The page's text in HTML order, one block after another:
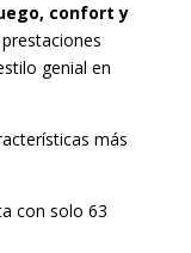
confort y
genial en
más
con solo 63